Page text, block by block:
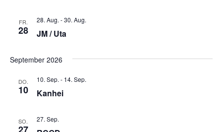
FR.
28 JM / Uta
28. Aug. -30. Aug.
September 2026
DO.
10 Kanhei
10. Sep. - 14. Sep.
SO. 27. Sep.